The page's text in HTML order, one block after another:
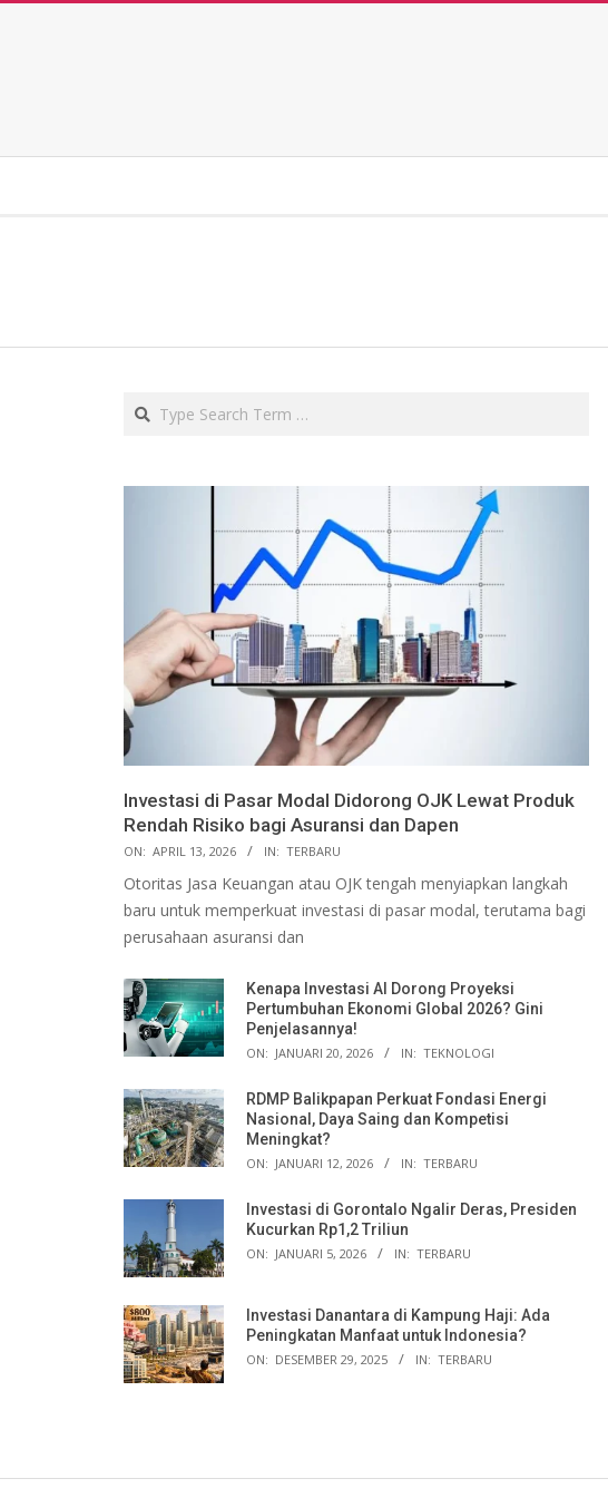
Search
Investasi di Pasar Modal Didorong OJK Lewat Produk
Rendah Risiko bagi Asuransi dan Dapen
ON: APRIL 13, 2026 IN: TERBARU
Otoritas Jasa Keuangan atau OJK tengah menyiapkan langkah
baru untuk memperkuat investasi di pasar modal, terutama bagi
perusahaan asuransi dan
Kenapa Investasi AI Dorong Proyeksi
Pertumbuhan Ekonomi Global 2026? Gini
Penjelasannya!
ON: JANUARI 20, 2026 IN: TEKNOLOGI
RDMP Balikpapan Perkuat Fondasi Energi
Nasional, Daya Saing dan Kompetisi
Meningkat?
ON: JANUARI 12, 2026 IN: TERBARU
Investasi di Gorontalo Ngalir Deras, Presiden
Kucurkan Rp1,2 Triliun
ON: JANUARI 5, 2026 IN: TERBARU
Investasi Danantara di Kampung Haji: Ada
Peningkatan Manfaat untuk Indonesia?
ON: DESEMBER 29, 2025 IN: TERBARU